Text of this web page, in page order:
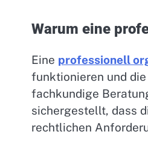
Warum eine
Eine professionell
funktionieren und
fachkundige
sichergestellt, dass
rechtlichen